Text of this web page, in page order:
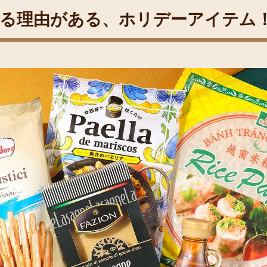
理由がある、ホリデーアイテム